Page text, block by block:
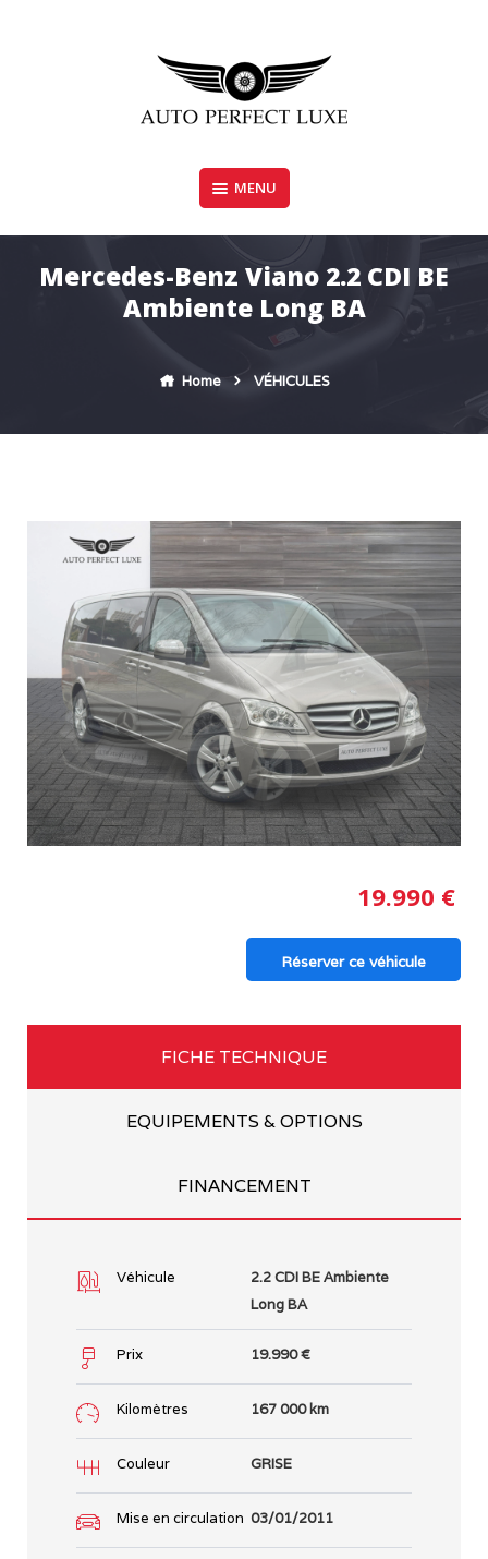
AUTO PERFECT LUXE
MENU
Mercedes-Benz Viano 2.2 CDI BE
Ambiente Long BA
Home VÉHICULES
19.990 €
Réserver ce véhicule
FICHE TECHNIQUE
EQUIPEMENTS & OPTIONS
FINANCEMENT
Véhicule
2.2 CDI BE Ambiente
Long BA
Prix 19.990€
Kilomètres 167 000 km
Couleur GRISE
Mise en circulation 03/01/2011